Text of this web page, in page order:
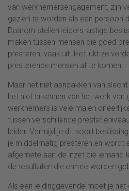
van werknemersengagement, zijn
gezien te worden als een persoon
Daarom stellen leiders lastige
maken tussen mensen die goed
presteren, vaak uit. Het lukt ze
presterende mensen af te komen.
Maar het niet aanpakken van
het niet erkennen van het werk van
werknemers is vele malen
tussen verschillende
leider. Vermijd je dit soort
je middelmatig presteren en wordt
afgemete aan de inzet die iemand
de resultaten die ermee worden
Als een leidinggevende moet je